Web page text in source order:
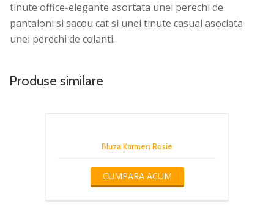
tinute office-elegante asortata unei perechi de
pantaloni si sacou cat si unei tinute casual asociata
unei perechi de colanti.
Produse similare
Bluza Karmen Rosie
CUMPARA ACUM